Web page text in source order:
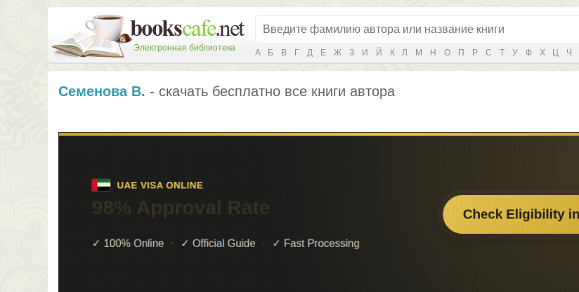
Электронная библиотека А Б В Г Д Е Ж З И Й К Л М Н О П Р С Т У Ф Х Ц Ч
Семенова В. - скачать бесплатно все книги автора